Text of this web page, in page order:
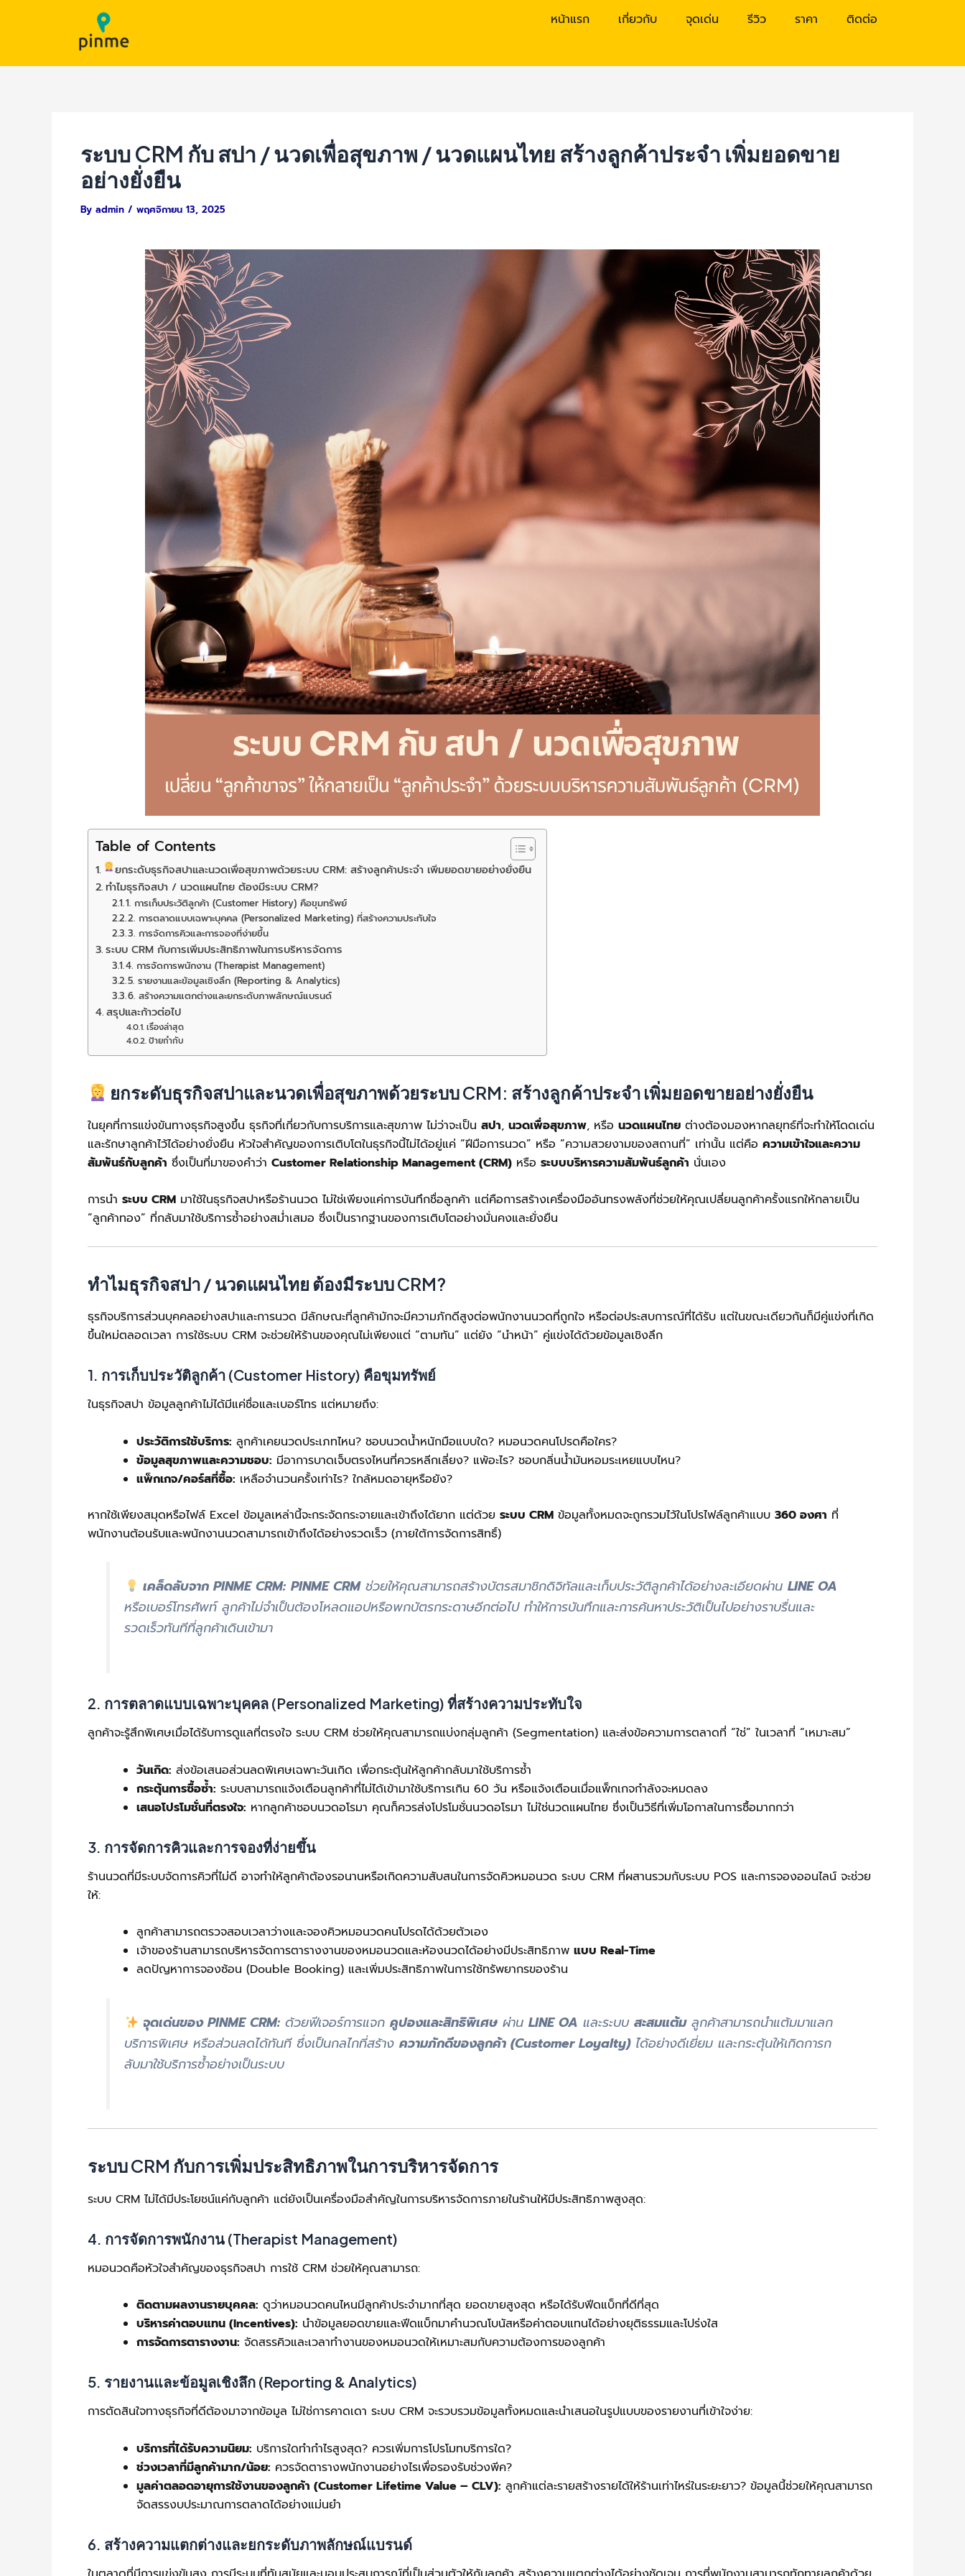
หน้าแรก เกี่ยวกับ จุดเด่น รีวิว ราคา ติดต่อ
ระบบ CRM กับ สปา / นวดเพื่อสุขภาพ / นวดแผนไทย สร้างลูกค้าประจำ เพิ่มยอดขาย
อย่างยั่งยืน
By admin / พฤศจิกายน 13, 2025
Table of Contents
ยกระดับธุรกิจสปาและนวดเพื่อสุขภาพด้วยระบบ CRM: สร้างลูกค้าประจำ เพิ่มยอดขายอย่างยั่งยืน
ทำไมธุรกิจสปา / นวดแผนไทย ต้องมีระบบ CRM?
1. การเก็บประวัติลูกค้า (Customer History) คือขุมทรัพย์
2. การตลาดแบบเฉพาะบุคคล (Personalized Marketing) ที่สร้างความประทับใจ
3. การจัดการคิวและการจองที่ง่ายขึ้น
ระบบ CRM กับการเพิ่มประสิทธิภาพในการบริหารจัดการ
4. การจัดการพนักงาน (Therapist Management)
5. รายงานและข้อมูลเชิงลึก (Reporting & Analytics)
6. สร้างความแตกต่างและยกระดับภาพลักษณ์แบรนด์
สรุปและก้าวต่อไป
เรื่องล่าสุด
ป้ายกำกับ
ยกระดับธุรกิจสปาและนวดเพื่อสุขภาพด้วยระบบ CRM: สร้างลูกค้าประจำ เพิ่มยอดขายอย่างยั่งยืน
ในยุคที่การแข่งขันทางธุรกิจสูงขึ้น ธุรกิจที่เกี่ยวกับการบริการและสุขภาพ ไม่ว่าจะเป็น สปา, นวดเพื่อสุขภาพ, หรือ นวดแผนไทย ต่างต้องมองหากลยุทธ์ที่จะทำให้โดดเด่น
และรักษาลูกค้าไว้ได้อย่างยั่งยืน หัวใจสำคัญของการเติบโตในธุรกิจนี้ไม่ได้อยู่แค่ “ฝีมือการนวด” หรือ “ความสวยงามของสถานที่” เท่านั้น แต่คือ ความเข้าใจและความ
สัมพันธ์กับลูกค้า ซึ่งเป็นที่มาของคำว่า Customer Relationship Management (CRM) หรือ ระบบบริหารความสัมพันธ์ลูกค้า นั่นเอง
การนำ ระบบ CRM มาใช้ในธุรกิจสปาหรือร้านนวด ไม่ใช่เพียงแค่การบันทึกชื่อลูกค้า แต่คือการสร้างเครื่องมืออันทรงพลังที่ช่วยให้คุณเปลี่ยนลูกค้าครั้งแรกให้กลายเป็น
“ลูกค้าทอง” ที่กลับมาใช้บริการซ้ำอย่างสม่ำเสมอ ซึ่งเป็นรากฐานของการเติบโตอย่างมั่นคงและยั่งยืน
ทำไมธุรกิจสปา / นวดแผนไทย ต้องมีระบบ CRM?
ธุรกิจบริการส่วนบุคคลอย่างสปาและการนวด มีลักษณะที่ลูกค้ามักจะมีความภักดีสูงต่อพนักงานนวดที่ถูกใจ หรือต่อประสบการณ์ที่ได้รับ แต่ในขณะเดียวกันก็มีคู่แข่งที่เกิด
ขึ้นใหม่ตลอดเวลา การใช้ระบบ CRM จะช่วยให้ร้านของคุณไม่เพียงแต่ “ตามทัน” แต่ยัง “นำหน้า” คู่แข่งได้ด้วยข้อมูลเชิงลึก
1. การเก็บประวัติลูกค้า (Customer History) คือขุมทรัพย์
ในธุรกิจสปา ข้อมูลลูกค้าไม่ได้มีแค่ชื่อและเบอร์โทร แต่หมายถึง:
ประวัติการใช้บริการ: ลูกค้าเคยนวดประเภทไหน? ชอบนวดน้ำหนักมือแบบใด? หมอนวดคนโปรดคือใคร?
ข้อมูลสุขภาพและความชอบ: มีอาการบาดเจ็บตรงไหนที่ควรหลีกเลี่ยง? แพ้อะไร? ชอบกลิ่นน้ำมันหอมระเหยแบบไหน?
แพ็กเกจ/คอร์สที่ซื้อ: เหลือจำนวนครั้งเท่าไร? ใกล้หมดอายุหรือยัง?
หากใช้เพียงสมุดหรือไฟล์ Excel ข้อมูลเหล่านี้จะกระจัดกระจายและเข้าถึงได้ยาก แต่ด้วย ระบบ CRM ข้อมูลทั้งหมดจะถูกรวมไว้ในโปรไฟล์ลูกค้าแบบ 360 องศา ที่
พนักงานต้อนรับและพนักงานนวดสามารถเข้าถึงได้อย่างรวดเร็ว (ภายใต้การจัดการสิทธิ์)
เคล็ดลับจาก PINME CRM: PINME CRMช่วยให้คุณสามารถสร้างบัตรสมาชิกดิจิทัลและเก็บประวัติลูกค้าได้อย่างละเอียดผ่านLINE OA
หรือเบอร์โทรศัพท์ ลูกค้าไม่จำเป็นต้องโหลดแอปหรือพกบัตรกระดาษอีกต่อไป ทำให้การบันทึกและการค้นหาประวัติเป็นไปอย่างราบรื่นและ
รวดเร็วทันทีที่ลูกค้าเดินเข้ามา
2. การตลาดแบบเฉพาะบุคคล (Personalized Marketing) ที่สร้างความประทับใจ
ลูกค้าจะรู้สึกพิเศษเมื่อได้รับการดูแลที่ตรงใจ ระบบ CRM ช่วยให้คุณสามารถแบ่งกลุ่มลูกค้า (Segmentation) และส่งข้อความการตลาดที่ “ใช่” ในเวลาที่ “เหมาะสม”
วันเกิด: ส่งข้อเสนอส่วนลดพิเศษเฉพาะวันเกิด เพื่อกระตุ้นให้ลูกค้ากลับมาใช้บริการซ้ำ
กระตุ้นการซื้อซ้ำ: ระบบสามารถแจ้งเตือนลูกค้าที่ไม่ได้เข้ามาใช้บริการเกิน 60 วัน หรือแจ้งเตือนเมื่อแพ็กเกจกำลังจะหมดลง
เสนอโปรโมชั่นที่ตรงใจ: หากลูกค้าชอบนวดอโรมา คุณก็ควรส่งโปรโมชั่นนวดอโรมา ไม่ใช่นวดแผนไทย ซึ่งเป็นวิธีที่เพิ่มโอกาสในการซื้อมากกว่า
3. การจัดการคิวและการจองที่ง่ายขึ้น
ร้านนวดที่มีระบบจัดการคิวที่ไม่ดี อาจทำให้ลูกค้าต้องรอนานหรือเกิดความสับสนในการจัดคิวหมอนวด ระบบ CRM ที่ผสานรวมกับระบบ POS และการจองออนไลน์ จะช่วย
ให้:
ลูกค้าสามารถตรวจสอบเวลาว่างและจองคิวหมอนวดคนโปรดได้ด้วยตัวเอง
เจ้าของร้านสามารถบริหารจัดการตารางงานของหมอนวดและห้องนวดได้อย่างมีประสิทธิภาพ แบบ Real-Time
ลดปัญหาการจองซ้อน (Double Booking) และเพิ่มประสิทธิภาพในการใช้ทรัพยากรของร้าน
จุดเด่นของ PINME CRM: ด้วยฟีเจอร์การแจกคูปองและสิทธิพิเศษ ผ่านLINE OA และระบบสะสมแต้มลูกค้าสามารถนำแต้มมาแลก
บริการพิเศษ หรือส่วนลดได้ทันที ซึ่งเป็นกลไกที่สร้างความภักดีของลูกค้า (Customer Loyalty)ได้อย่างดีเยี่ยม และกระตุ้นให้เกิดการก
ลับมาใช้บริการซ้ำอย่างเป็นระบบ
ระบบ CRM กับการเพิ่มประสิทธิภาพในการบริหารจัดการ
ระบบ CRM ไม่ได้มีประโยชน์แค่กับลูกค้า แต่ยังเป็นเครื่องมือสำคัญในการบริหารจัดการภายในร้านให้มีประสิทธิภาพสูงสุด:
4. การจัดการพนักงาน (Therapist Management)
หมอนวดคือหัวใจสำคัญของธุรกิจสปา การใช้ CRM ช่วยให้คุณสามารถ:
ติดตามผลงานรายบุคคล: ดูว่าหมอนวดคนไหนมีลูกค้าประจำมากที่สุด ยอดขายสูงสุด หรือได้รับฟีดแบ็กที่ดีที่สุด
บริหารค่าตอบแทน (Incentives): นำข้อมูลยอดขายและฟีดแบ็กมาคำนวณโบนัสหรือค่าตอบแทนได้อย่างยุติธรรมและโปร่งใส
การจัดการตารางงาน: จัดสรรคิวและเวลาทำงานของหมอนวดให้เหมาะสมกับความต้องการของลูกค้า
5. รายงานและข้อมูลเชิงลึก (Reporting & Analytics)
การตัดสินใจทางธุรกิจที่ดีต้องมาจากข้อมูล ไม่ใช่การคาดเดา ระบบ CRM จะรวบรวมข้อมูลทั้งหมดและนำเสนอในรูปแบบของรายงานที่เข้าใจง่าย:
บริการที่ได้รับความนิยม: บริการใดทำกำไรสูงสุด? ควรเพิ่มการโปรโมทบริการใด?
ช่วงเวลาที่มีลูกค้ามาก/น้อย: ควรจัดตารางพนักงานอย่างไรเพื่อรองรับช่วงพีค?
มูลค่าตลอดอายุการใช้งานของลูกค้า (Customer Lifetime Value – CLV): ลูกค้าแต่ละรายสร้างรายได้ให้ร้านเท่าไหร่ในระยะยาว? ข้อมูลนี้ช่วยให้คุณสามารถ
จัดสรรงบประมาณการตลาดได้อย่างแม่นยำ
6. สร้างความแตกต่างและยกระดับภาพลักษณ์แบรนด์
navigation